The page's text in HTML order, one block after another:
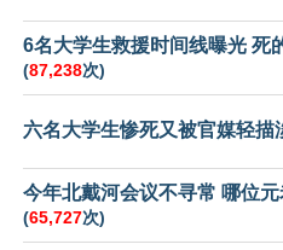
6名大学生救援时间线曝光 死
(87,238次)
六名大学生惨死又被官媒轻描
今年北戴河会议不寻常 哪位
(65,727次)